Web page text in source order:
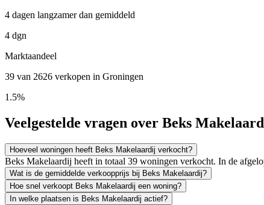
4 dagen langzamer dan gemiddeld
4 dgn
Marktaandeel
39 van 2626 verkopen in Groningen
1.5%
Veelgestelde vragen over Beks
Hoeveel woningen heeft Beks Makelaardij verkocht?
Beks Makelaardij heeft in totaal 39 woningen verkocht. In de
Wat is de gemiddelde verkoopprijs bij Beks Makelaardij?
Hoe snel verkoopt Beks Makelaardij een woning?
In welke plaatsen is Beks Makelaardij actief?